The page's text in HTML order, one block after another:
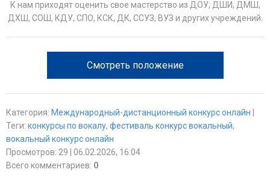
К нам приходят оценить свое мастерство из ДОУ, ДШИ, ДМШ,
ДХШ, СОШ, КДУ, СПО, КСК, ДК, ССУЗ, ВУЗ и других учреждений.
Смотреть положение
Категория: Международный-дистанционный конкурс онлайн
Теги: конкурсы по вокалу, фестиваль конкурс вокальный,
вокальный конкурс онлайн
Просмотров: 29 | 06.02.2026, 16:04
Всего комментариев: 0